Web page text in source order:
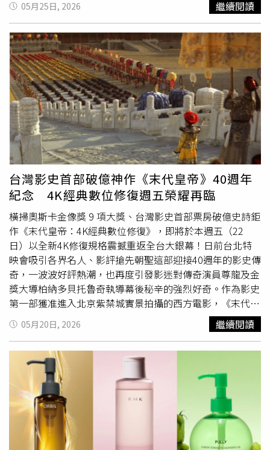
新世代的審美大洗牌。現在的年輕人早就打破背大牌才精緻
的迷思，比起活在傳統的奢華框架裡，她們更崇尚穿著球
鞋、帶著健康美步伐的鬆弛感，這種不被物質定義的自信，
反而比包款本身更具擴散力。（圖／取自蔣雅淇IG）回顧蔣
雅琪的收藏起點，其實藏著大女主的清醒人生觀。她分享30
歲時入手的第一顆黑金鱷魚皮包，歲月留下的刮痕就像優雅
的故事~從當年的「想要」到如今清空包櫃的「真正需
要」，精品對她而言已完成階段性任務。與其讓收藏在櫃子
裡沉睡，不如在皮質最完美的時刻讓它流轉，這種高段位的
放手，正是當前精緻極簡風的最高體現。（圖／取自蔣雅淇
IG）這場佳士得拍賣，與其說是富豪們的爭奪戰，不如說是
蔣雅琪對人生階段的優雅告別。她不僅把包包保養得極好，
甚至自豪笑稱現在還穿得下高中旗袍，可見比起身外之物，
她最頂級的投資其實是自己！這場拍賣意外成為最棒的母女
風格實境秀，一個活出歲月靜好，一個展現新潮自信，各自
精彩。（圖／取自蔣雅淇IG）
05月25日, 2026 繼續閱讀
台灣影史首部破億神作《末代皇帝》40週年
紀念 4K經典數位修復週五榮耀再臨
橫掃奧斯卡金像獎 9 項大獎、台灣影史首部票房破億史詩鉅
作《末代皇帝：4K經典數位修復》，即將於本週五（22
日）以全新4K修復規格震撼重返全台大銀幕！日前台北特
映會吸引各界名人、影評搶先朝聖這部迎接40週年的影史傳
奇，一波波好評熱潮，也再度引發影迷對傳奇演員尊龍及金
獎大導柏納多貝托魯奇執導幕後秘辛的強烈好奇。作為影史
第一部獲准進入北京紫禁城實景拍攝的西方電影，《末代皇
帝》的製作規模堪稱空前絕後。片中氣勢萬千的登基大典耗
時6個月籌備，動員超過2000名群眾演員並全部剃光頭髮，
所有臨演的假髮和辮子加起來竟重達1噸！為遵守文物保護
規定，太和殿內部完全無法架設任何打光與軌道設備，全靠
三屆奧斯卡最佳攝影得主維托里奧斯托拉羅從殿外打光，並
扛著手提攝影機入內拍攝。大導貝托魯奇當年看到如此浩大
的千人叩拜場面，甚至一度怯場，悄悄躲在車裡喝威士忌壯
膽，貝托魯奇表示：「但如果我們那天沒有去太和殿實拍，
影片就不會是現在這個樣子。」當時紫禁城為配合拍攝全面
05月20日, 2026 繼續閱讀